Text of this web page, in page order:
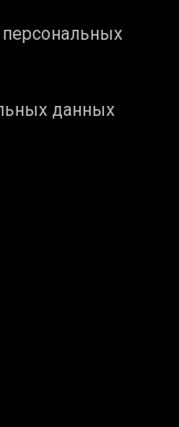
данных